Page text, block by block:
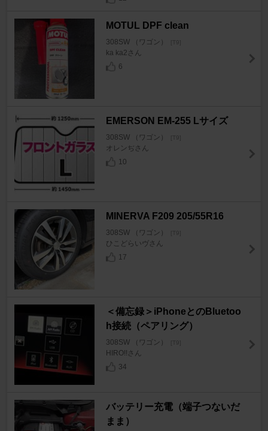
MOTUL DPF clean
308SW （ワゴン） [T9]
ka ka2さん
6
EMERSON EM-255 Lサイズ
308SW （ワゴン） [T9]
オレンぢさん
10
MINERVA F209 205/55R16
308SW （ワゴン） [T9]
ひこどらいヴさん
17
＜備忘録＞iPhoneとのBluetoo
h接続（ペアリング）
308SW （ワゴン） [T9]
HIRO!!さん
34
バッテリー充電（端子つないだ
まま）